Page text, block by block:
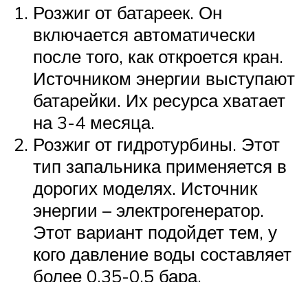
Розжиг от батареек. Он
включается автоматически
после того, как откроется кран.
Источником энергии выступают
батарейки. Их ресурса хватает
на 3-4 месяца.
Розжиг от гидротурбины. Этот
тип запальника применяется в
дорогих моделях. Источник
энергии – электрогенератор.
Этот вариант подойдет тем, у
кого давление воды составляет
более 0,35-0,5 бара.